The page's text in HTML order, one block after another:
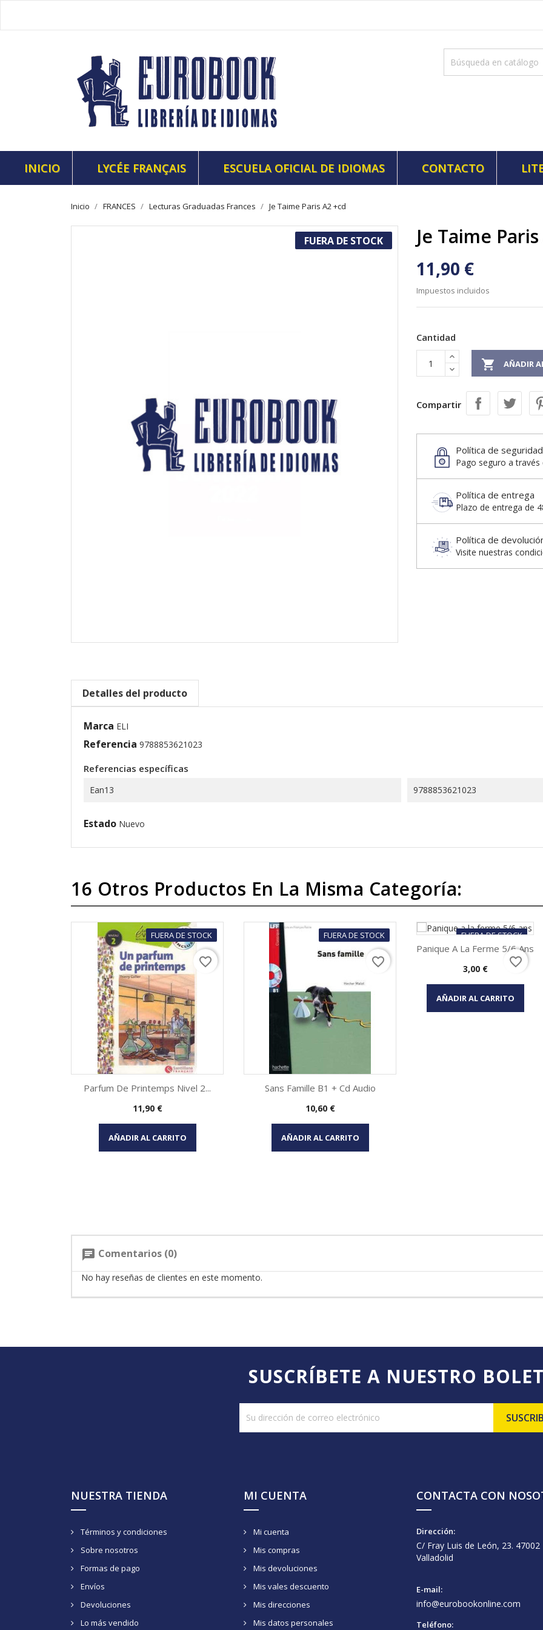
INICIO LYCÉE FRANÇAIS ESCUELA OFICIAL DE IDIOMAS CONTACTO
Inicio FRANCES Lecturas Graduadas Frances Je Taime Paris A2 +cd
FUERA DE STOCK Je Taime
11,90 €
Impuestos incluidos
Cantidad
 AÑADIR
Compartir
Política de seguridad
Pago seguro a través
Política de entrega
Plazo de entrega de
Política de
Visite nuestras
Detalles del producto
Marca ELI
Referencia 9788853621023
Referencias específicas
Ean13 9788853621023
Estado Nuevo
16 Otros Productos En La Misma Categoría:
FUERA DE STOCK
Vista rápida
Parfum De Printemps Nivel 2...
Precio
11,90 €
AÑADIR AL CARRITO
favorite_border
FUERA DE STOCK
Vista rápida
Sans Famille B1 + Cd Audio
Precio
10,60 €
AÑADIR AL CARRITO
favorite_border
FUERA DE STOCK
Vista rápida
Panique A La Ferme 5/6 Ans
Precio
3,00 €
AÑADIR AL CARRITO
favorite_border
chat Comentarios (0)
No hay reseñas de clientes en este momento.
SUSCRÍBETE A NUESTRO
NUESTRA TIENDA
Términos y condiciones
Sobre nosotros
Formas de pago
Envíos
Devoluciones
Lo más vendido
MI CUENTA
Mi cuenta
Mis compras
Mis devoluciones
Mis vales descuento
Mis direcciones
Mis datos personales
CONTACTA CON
Dirección:
C/ Fray Luis de León, 23. 47002
Valladolid
E-mail:
info@eurobookonline.com
Teléfono: